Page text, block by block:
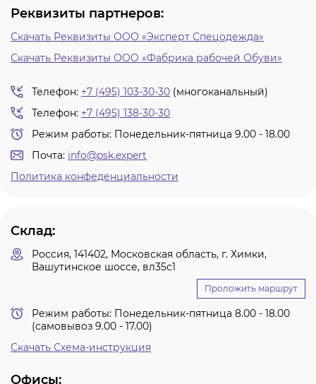
сред
услуг
и головные
Реквизиты партнеров:
Скачать Реквизиты ООО «Эксперт Спецодежда»
Скачать Реквизиты ООО «Фабрика рабочей Обуви»
Телефон: +7 (495) 103-30-30 (многоканальный)
Телефон: +7 (495) 138-30-30
Режим работы: Понедельник-пятница 9.00 - 18.00
Почта: info@psk.expert
Политика конфеденциальности
Склад:
Россия, 141402, Московская область, г. Химки,
Вашутинское шоссе, вл35с1
Проложить маршрут
Режим работы: Понедельник-пятница 8.00 - 18.00
(самовывоз 9.00 - 17.00)
Скачать Схема-инструкция
Офисы: